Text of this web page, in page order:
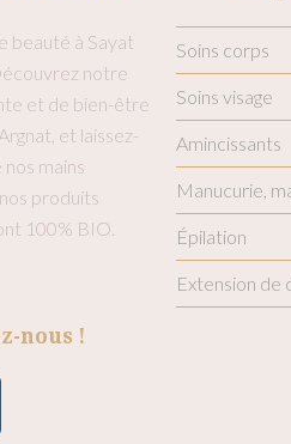
beauté à Sayat
notre
et de bien-être
et laissez-
mains
produits
100% BIO.
nous !
Soins corps
Soins visage
Amincissants
Manucurie,
Épilation
Extension de